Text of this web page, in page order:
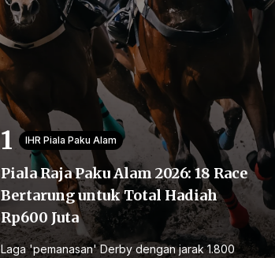
IHR Piala Paku Alam
Piala Raja Paku Alam 2026: 18 Race
Bertarung untuk Total Hadiah
Rp600 Juta
Laga 'pemanasan' Derby dengan jarak 1.800